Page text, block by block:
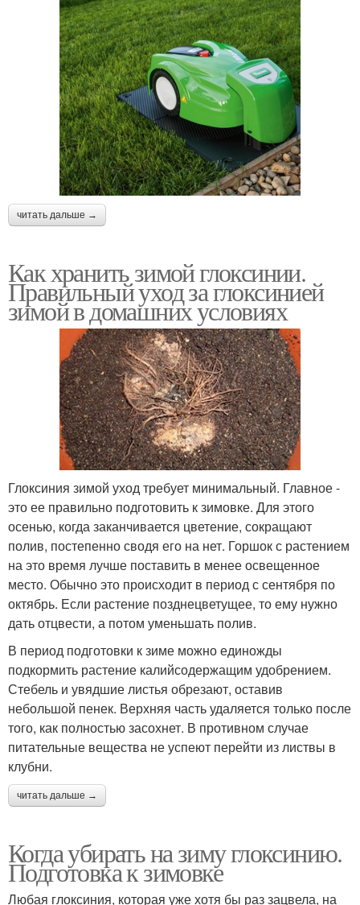
читать дальше →
Как хранить зимой глоксинии.
Правильный уход за глоксинией
зимой в домашних условиях
Глоксиния зимой уход требует минимальный. Главное -
это ее правильно подготовить к зимовке. Для этого
осенью, когда заканчивается цветение, сокращают
полив, постепенно сводя его на нет. Горшок с растением
на это время лучше поставить в менее освещенное
место. Обычно это происходит в период с сентября по
октябрь. Если растение позднецветущее, то ему нужно
дать отцвести, а потом уменьшать полив.
В период подготовки к зиме можно единожды
подкормить растение калийсодержащим удобрением.
Стебель и увядшие листья обрезают, оставив
небольшой пенек. Верхняя часть удаляется только после
того, как полностью засохнет. В противном случае
питательные вещества не успеют перейти из листвы в
клубни.
читать дальше →
Когда убирать на зиму глоксинию.
Подготовка к зимовке
Любая глоксиния, которая уже хотя бы раз зацвела, на